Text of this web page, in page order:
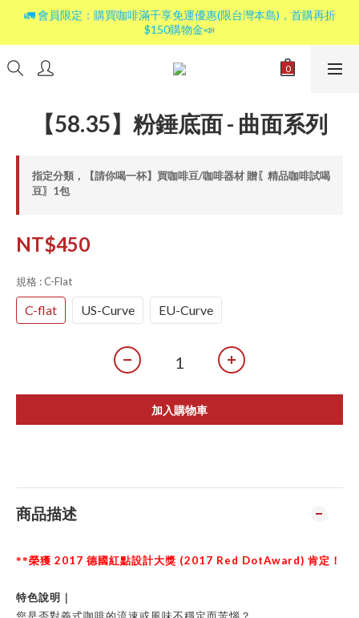
🚛 會員限定：購買咖啡滿千享免運優惠(限台灣本島)，首購再折
$150購物金📣
【58.35】粉錘底面 - 曲面系列
指定分類，【請你喝一杯】買咖啡豆/咖啡器材 贈〖精品咖啡試喝
豆〗1包
NT$450
規格 : C-Flat
C-flat US-Curve EU-Curve
加入購物車
商品描述
**榮獲 2017 德國紅點設計大獎 (2017 Red DotAward) 肯定！
特色說明｜